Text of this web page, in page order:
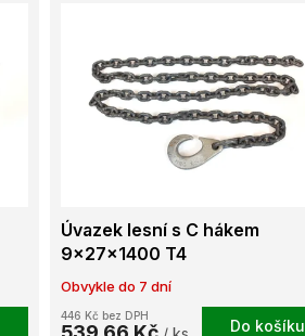
Úvazek lesní s C hákem
9x27x1400 T4
Obvykle do 7 dní
446 Kč bez DPH
Do košíku